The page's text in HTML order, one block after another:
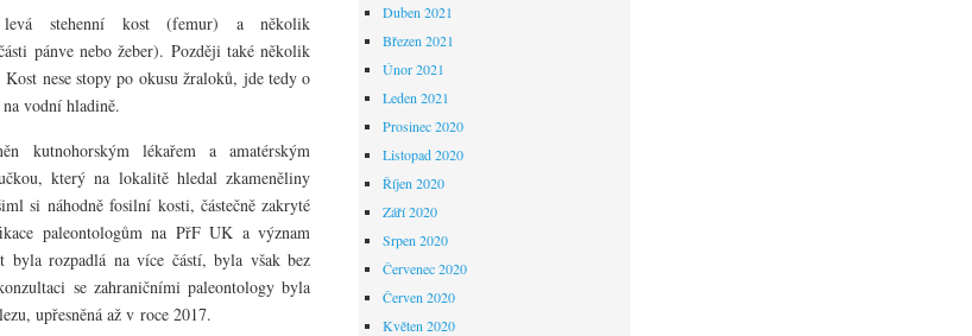
stehenní kost (femur) a několik
pánve nebo žeber). Později také několik
nese stopy po okusu žraloků, jde tedy o
vodní hladině.
kutnohorským lékařem a amatérským
který na lokalitě hledal zkameněliny
si náhodně fosilní kosti, částečně zakryté
paleontologům na PřF UK a význam
byla rozpadlá na více částí, byla však bez
se zahraničními paleontology byla
upřesněná až v roce 2017.
Duben 2021
Březen 2021
Únor 2021
Leden 2021
Prosinec 2020
Listopad 2020
Říjen 2020
Září 2020
Srpen 2020
Červenec 2020
Červen 2020
Květen 2020